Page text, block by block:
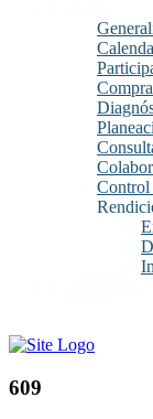
Control
609